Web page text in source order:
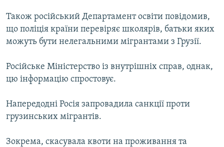
ФОТО
СПЕЦПРОЄКТИ
КРИМ РЕАЛІЇ
УКР
Також російський Департамент освіти повідомив,
що поліція країни перевіряє школярів, батьки яких
можуть бути нелегальними мігрантами з Грузії.
Російське Міністерство із внутрішніх справ, однак,
цю інформацію спростовує.
Напередодні Росія запровадила санкції проти
грузинських мігрантів.
Зокрема, скасувала квоти на проживання та